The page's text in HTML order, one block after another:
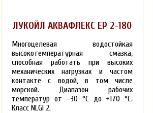
ЛУКОЙЛ АКВАФЛЕКС ЕР 2-180
Многоцелевая водостойкая
высокотемпературная смазка,
способная работать при высоких
механических нагрузках и частом
контакте с водой, в том числе
морской. Диапазон рабочих
температур от –30 °С до +170 °С.
Класс NLGI 2.